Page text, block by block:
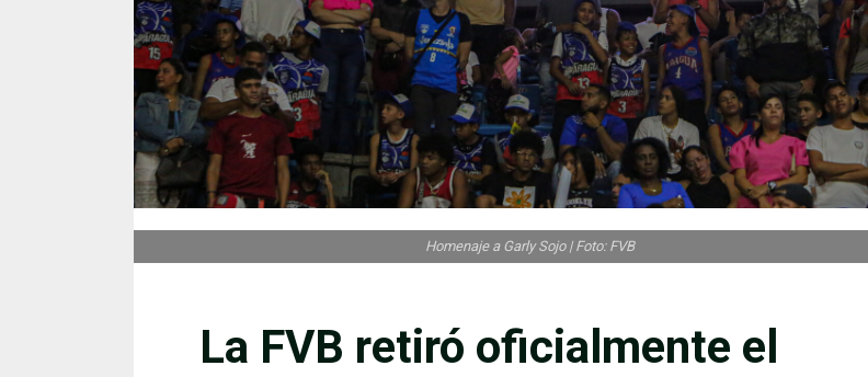
La FVB retiró oficialmente el
Homenaje a Garly Sojo | Foto: FVB